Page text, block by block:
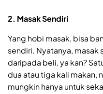
2. Masak Sendiri
Yang hobi masak, bisa
sendiri. Nyatanya,
daripada beli, ya kan?
dua atau tiga kali makan,
mungkin hanya untuk